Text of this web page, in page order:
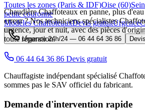
Toutes les zones (Paris & IDF)Oise (60)
petite couronne
Modèles ChaffoteauxDevis gratuitUrgence
Urgence 24h/24 — 06 44 64 36 86
Chaudière Chaffoteaux en panne, plus
erreur ? Nos techniciens spécialistes
urgence, jour et nuit, avec des pièces
toute réparation.
06 44 64 36 86 Devis gratuit
Chauffagiste indépendant spécialisé
sommes pas le SAV officiel du fabricant.
Demande d'intervention rapide